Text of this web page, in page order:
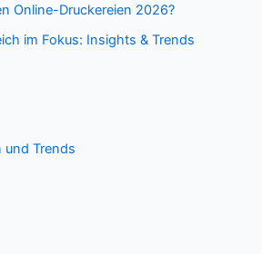
Online-Druckereien 2026?
im Fokus: Insights & Trends
und Trends